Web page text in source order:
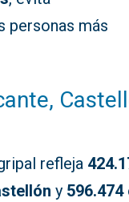
personas más
refleja
y 596.474